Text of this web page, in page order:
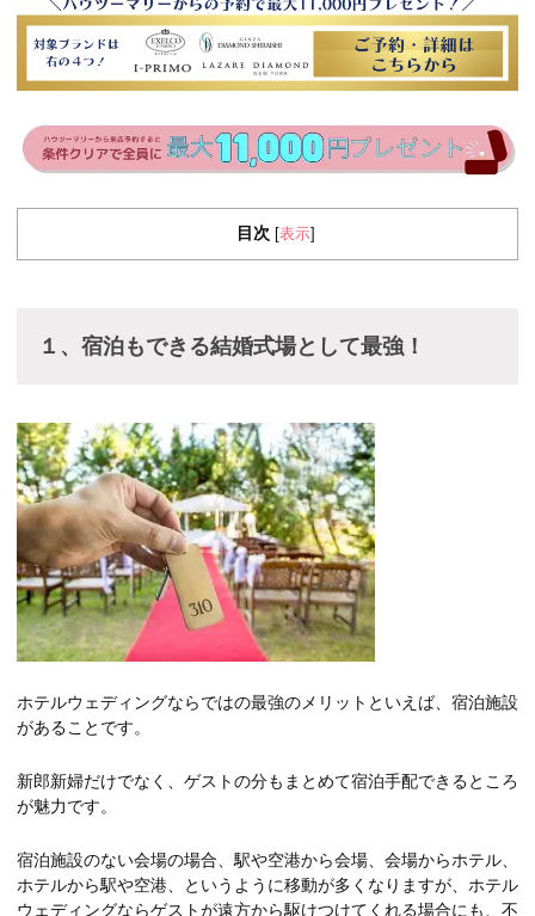
目次 表示
１、宿泊もできる結婚式場として最強！
ホテルウェディングならではの最強のメリットといえば、宿泊施設
があることです。
新郎新婦だけでなく、ゲストの分もまとめて宿泊手配できるところ
が魅力です。
宿泊施設のない会場の場合、駅や空港から会場、会場からホテル、
ホテルから駅や空港、というように移動が多くなりますが、ホテル
ウェディングならゲストが遠方から駆けつけてくれる場合にも、不